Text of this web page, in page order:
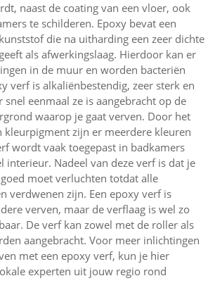
naast de coating van een vloer, ook
te schilderen. Epoxy bevat een
die na uitharding een zeer dichte
als afwerkingslaag. Hierdoor kan er
in de muur en worden bacteriën
verf is alkaliënbestendig, zeer sterk en
snel eenmaal ze is aangebracht op de
waarop je gaat verven. Door het
kleurpigment zijn er meerdere kleuren
wordt vaak toegepast in badkamers
interieur. Nadeel van deze verf is dat je
moet verluchten totdat alle
verdwenen zijn. Een epoxy verf is
verven, maar de verflaag is wel zo
De verf kan zowel met de roller als
aangebracht. Voor meer inlichtingen
met een epoxy verf, kun je hier
experten uit jouw regio rond